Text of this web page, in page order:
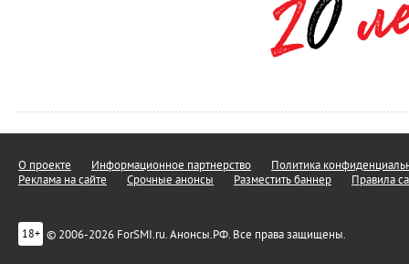
О проекте Информационное партнерство
Политика
Реклама на сайте
Срочные анонсы Разместить баннер Правила
18+ © 2006-2026 ForSMI.ru. Анонсы.РФ. Все права защищены.